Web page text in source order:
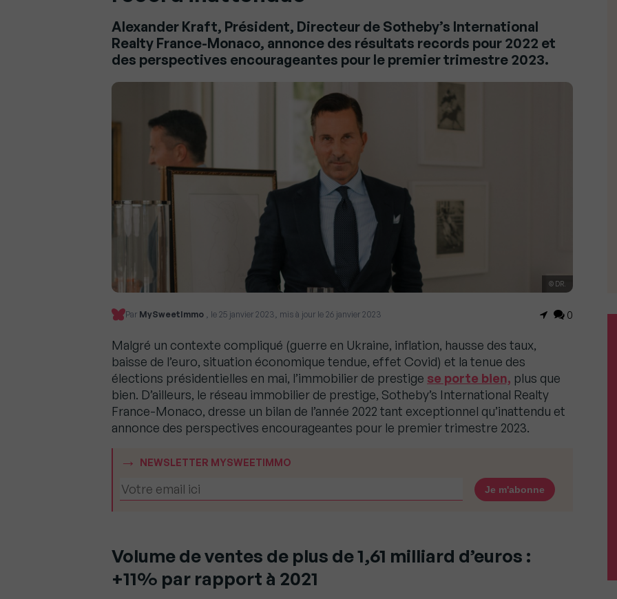
Alexander Kraft, Président, Directeur de Sotheby’s International
Realty France-Monaco, annonce des résultats records pour 2022 et
des perspectives encourageantes pour le premier trimestre 2023.
© DR.
Par MySweetImmo , le 25 janvier 2023, mis à jour le 26 janvier 2023 0
Malgré un contexte compliqué (guerre en Ukraine, inflation, hausse des taux,
baisse de l’euro, situation économique tendue, effet Covid) et la tenue des
élections présidentielles en mai, l’immobilier de prestige se porte bien, plus que
bien. D’ailleurs, le réseau immobilier de prestige, Sotheby’s International Realty
France-Monaco, dresse un bilan de l’année 2022 tant exceptionnel qu’inattendu et
annonce des perspectives encourageantes pour le premier trimestre 2023.
NEWSLETTER MYSWEETIMMO
Volume de ventes de plus de 1,61 milliard d’euros :
+11% par rapport à 2021